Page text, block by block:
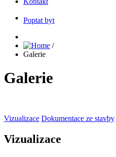
Poptat byt
/
Galerie
Galerie
Vizualizace Dokumentace ze stavby
Vizualizace